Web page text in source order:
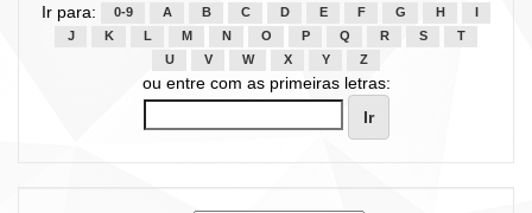
Ir para: 0-9 A B C D E F G H
J
K L M N O P Q R S
T
U
V W X Y Z
ou entre com as primeiras letras: